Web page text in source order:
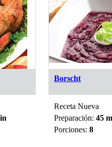
Borscht
Receta Nueva
Preparación: 45
Porciones: 8